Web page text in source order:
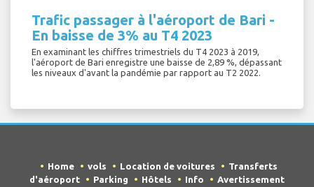
Trafic passager à l'aéroport de Bari -
En baisse de 3% au T4 2023
En examinant les chiffres trimestriels du T4 2023 à 2019,
l'aéroport de Bari enregistre une baisse de 2,89 %, dépassant
les niveaux d'avant la pandémie par rapport au T2 2022.
Home vols Location de voitures
Transferts
d'aéroport
Parking Hôtels Info
Avertissement